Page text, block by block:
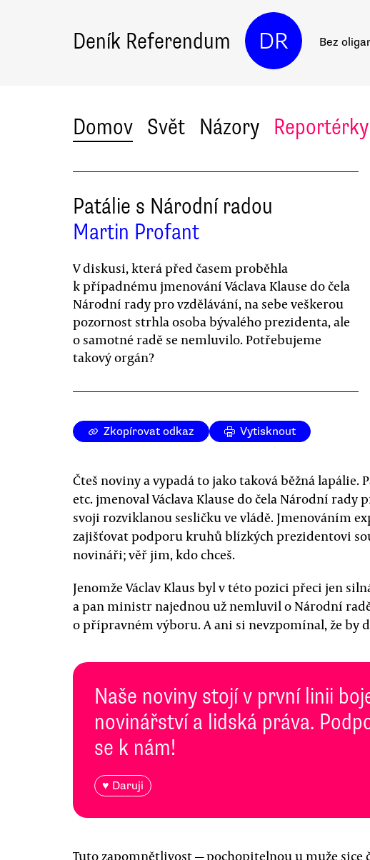
Deník Referendum DR Bez
Domov Svět Názory Reportérky
Patálie s Národní radou
Martin Profant
V diskusi, která před časem proběhla
k případnému jmenování Václava Klause do čela
Národní rady pro vzdělávání, na sebe veškerou
pozornost strhla osoba bývalého prezidenta, ale
o samotné radě se nemluvilo. Potřebujeme
takový orgán?
Zkopírovat odkaz Vytisknout
Čteš noviny a vypadá to jako taková běžná
etc. jmenoval Václava Klause do čela Národní rady
svoji rozviklanou sesličku ve vládě. Jmenováním
zajišťovat podporu kruhů blízkých prezidentovi
novináři; věř jim, kdo chceš.
Jenomže Václav Klaus byl v této pozici přeci jen
a pan ministr najednou už nemluvil o Národní
o přípravném výboru. A ani si nevzpomínal, že by
Naše noviny stojí v první linii
novinářství a lidská práva.
se k nám!
♥ Daruji
Tuto zapomnětlivost — pochopitelnou u muže sice